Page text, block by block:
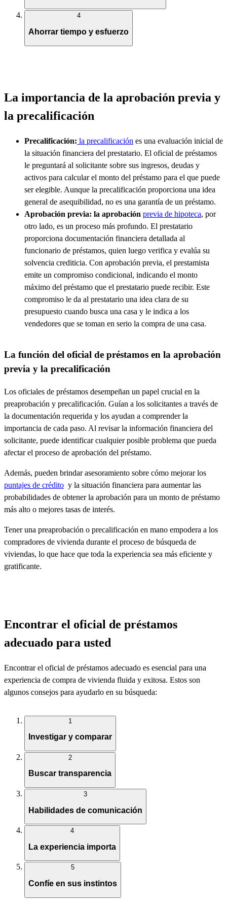
4
Ahorrar tiempo y esfuerzo
La importancia de la aprobación previa y
la precalificación
Precalificación: la precalificación es una evaluación inicial de
la situación financiera del prestatario. El oficial de préstamos
le preguntará al solicitante sobre sus ingresos, deudas y
activos para calcular el monto del préstamo para el que puede
ser elegible. Aunque la precalificación proporciona una idea
general de asequibilidad, no es una garantía de un préstamo.
Aprobación previa: la aprobación previa de hipoteca, por
otro lado, es un proceso más profundo. El prestatario
proporciona documentación financiera detallada al
funcionario de préstamos, quien luego verifica y evalúa su
solvencia crediticia. Con aprobación previa, el prestamista
emite un compromiso condicional, indicando el monto
máximo del préstamo que el prestatario puede recibir. Este
compromiso le da al prestatario una idea clara de su
presupuesto cuando busca una casa y le indica a los
vendedores que se toman en serio la compra de una casa.
La función del oficial de préstamos en la aprobación
previa y la precalificación
Los oficiales de préstamos desempeñan un papel crucial en la
preaprobación y precalificación. Guían a los solicitantes a través de
la documentación requerida y los ayudan a comprender la
importancia de cada paso. Al revisar la información financiera del
solicitante, puede identificar cualquier posible problema que pueda
afectar el proceso de aprobación del préstamo.
Además, pueden brindar asesoramiento sobre cómo mejorarlos
puntajes de crédito y la situación financiera para aumentar las
probabilidades de obtener la aprobación para un monto de préstamo
más alto o mejores tasas de interés.
Tener una preaprobación o precalificación en mano empodera a los
compradores de vivienda durante el proceso de búsqueda de
viviendas, lo que hace que toda la experiencia sea más eficiente y
gratificante.
Encontrar el oficial de préstamos
adecuado para usted
Encontrar el oficial de préstamos adecuado es esencial para una
experiencia de compra de vivienda fluida y exitosa. Estos son
algunos consejos para ayudarlo en su búsqueda:
1
Investigar y comparar
2
Buscar transparencia
3
Habilidades de comunicación
4
La experiencia importa
5
Confíe en sus instintos